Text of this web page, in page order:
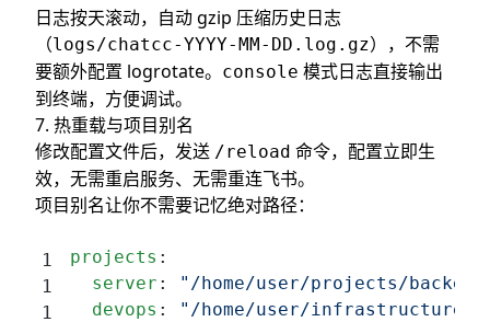
日志按天滚动，自动 gzip 压缩历史日志
（logs/chatcc-YYYY-MM-DD.log.gz），不需
要额外配置 logrotate。 console 模式日志直接输出
到终端，方便调试。
7. 热重载与项目别名
修改配置文件后，发送 /reload 命令，配置立即生
效，无需重启服务、无需重连飞书。
项目别名让你不需要记忆绝对路径：
projects :
  server
: "/home/user/projects/
  devops
: "/home/user/infrastructure"